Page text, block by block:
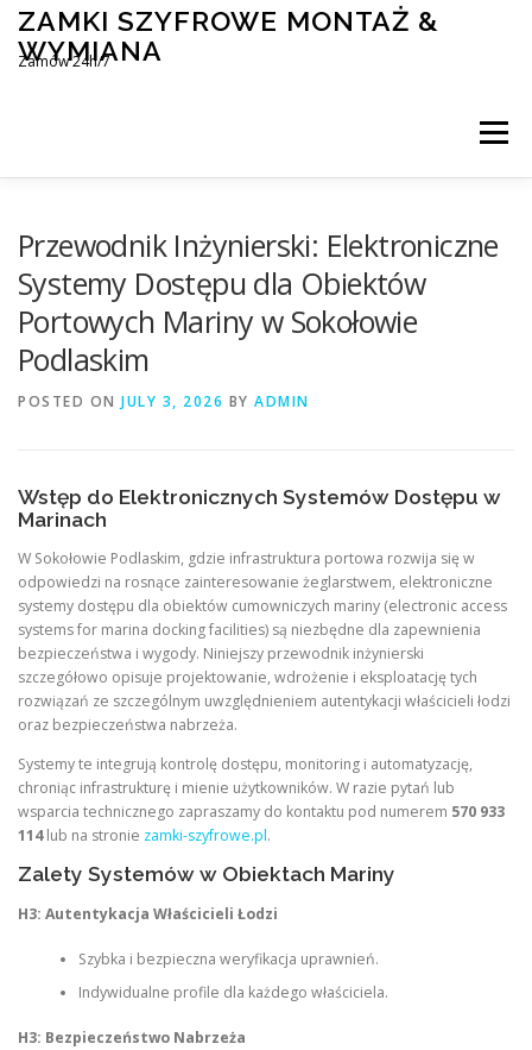
Skip
content
ZAMKI SZYFROWE MONTAŻ &
WYMIANA
Zamów 24h/7
Menu
BLOG KONTAKT
Przewodnik Inżynierski: Elektroniczne
Systemy Dostępu dla Obiektów
Portowych Mariny w Sokołowie
Podlaskim
POSTED ON JULY 3, 2026 BY ADMIN
Wstęp do Elektronicznych Systemów Dostępu w
Marinach
W Sokołowie Podlaskim, gdzie infrastruktura portowa rozwija się w
odpowiedzi na rosnące zainteresowanie żeglarstwem, elektroniczne
systemy dostępu dla obiektów cumowniczych mariny (electronic access
systems for marina docking facilities) są niezbędne dla zapewnienia
bezpieczeństwa i wygody. Niniejszy przewodnik inżynierski
szczegółowo opisuje projektowanie, wdrożenie i eksploatację tych
rozwiązań ze szczególnym uwzględnieniem autentykacji właścicieli łodzi
oraz bezpieczeństwa nabrzeża.
Systemy te integrują kontrolę dostępu, monitoring i automatyzację,
chroniąc infrastrukturę i mienie użytkowników. W razie pytań lub
wsparcia technicznego zapraszamy do kontaktu pod numerem 570 933
114lub na stronie zamki-szyfrowe.pl.
Zalety Systemów w Obiektach Mariny
H3: Autentykacja Właścicieli Łodzi
Szybka i bezpieczna weryfikacja uprawnień.
Indywidualne profile dla każdego właściciela.
H3: Bezpieczeństwo Nabrzeża